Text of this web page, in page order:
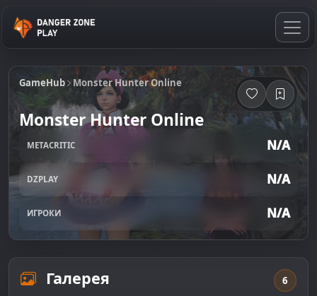
GameHub Monster Hunter Online
Monster Hunter Online
METACRITIC N/A
DZPLAY N/A
ИГРОКИ N/A
Галерея 6